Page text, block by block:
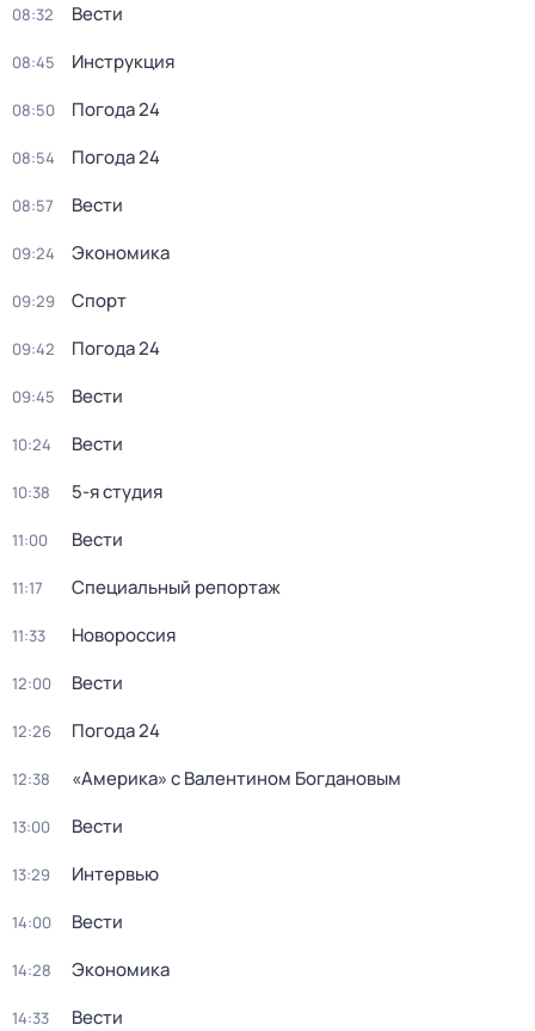
08:32 Вести
08:45 Инструкция
08:50 Погода 24
08:54 Погода 24
08:57 Вести
09:24 Экономика
09:29 Спорт
09:42 Погода 24
09:45 Вести
10:24 Вести
10:38 5-я студия
11:00 Вести
11:17 Специальный репортаж
11:33 Новороссия
12:00 Вести
12:26 Погода 24
12:38 «Америка» с Валентином Богдановым
13:00 Вести
13:29 Интервью
14:00 Вести
14:28 Экономика
14:33 Вести